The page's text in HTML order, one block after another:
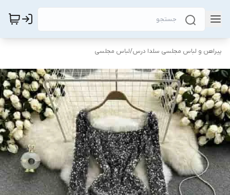
پیراهن و لباس مجلسی سلدا درس/لباس مجلسی